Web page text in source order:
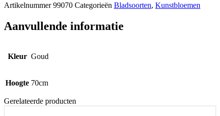
Artikelnummer99070 Categorieën Bladsoorten, Kunstbloemen
Aanvullende informatie
Kleur Goud
Hoogte 70cm
Gerelateerde producten